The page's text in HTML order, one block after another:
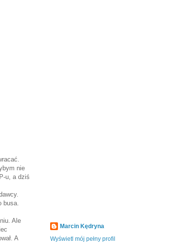
nie
u, a dziś
busa.
Ale
A
Marcin Kędryna
Wyświetl mój pełny profil